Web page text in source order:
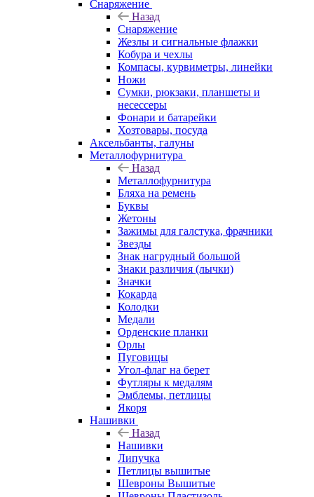
Снаряжение
Назад
Снаряжение
Жезлы и сигнальные флажки
Кобура и чехлы
Компасы, курвиметры, линейки
Ножи
Сумки, рюкзаки, планшеты и
несессеры
Фонари и батарейки
Хозтовары, посуда
Аксельбанты, галуны
Металлофурнитура
Назад
Металлофурнитура
Бляха на ремень
Буквы
Жетоны
Зажимы для галстука, фрачники
Звезды
Знак нагрудный большой
Знаки различия (лычки)
Значки
Кокарда
Колодки
Медали
Орденские планки
Орлы
Пуговицы
Угол-флаг на берет
Футляры к медалям
Эмблемы, петлицы
Якоря
Нашивки
Назад
Нашивки
Липучка
Петлицы вышитые
Шевроны Вышитые